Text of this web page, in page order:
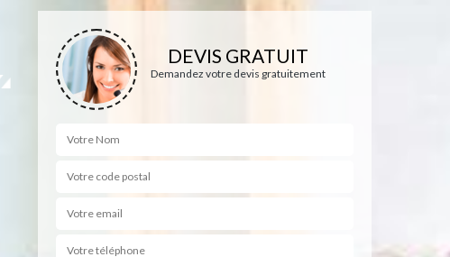
DEVIS GRATUIT
Demandez votre devis gratuitement